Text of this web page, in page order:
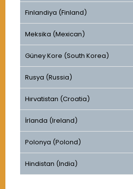
Finlandiya (Finland)
Meksika (Mexican)
Güney Kore (South Korea)
Rusya (Russia)
Hırvatistan (Croatia)
İrlanda (Ireland)
Polonya (Polond)
Hindistan (India)